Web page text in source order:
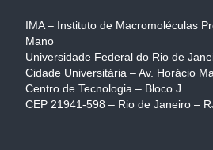
IMA – Instituto de Macromoléculas
Mano
Universidade Federal do Rio de
Cidade Universitária – Av. Horácio
Centro de Tecnologia – Bloco J
CEP 21941-598 – Rio de Janeiro –